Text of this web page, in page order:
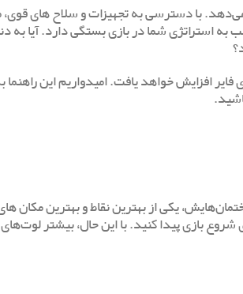
با دسترسی به تجهیزات و سلاح‌ های قوی،
استراتژی شما در بازی بستگی دارد. آیا به
افزایش خواهد یافت. امیدواریم این راهنما
یکی از بهترین نقاط و بهترین مکان
بازی پیدا کنید. با این حال، بیشتر